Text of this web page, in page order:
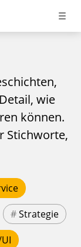
wie
können.
Stichworte,
#Strategie